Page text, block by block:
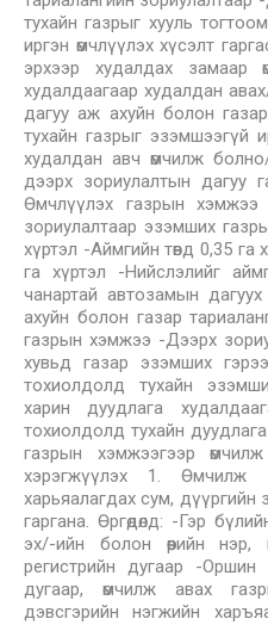
тухайн газрыг хууль
иргэн өмчлүүлэх хүсэлт
эрхээр худалдах замаар
худалдаагаар худалдан
дагуу аж ахуйн болон
тухайн газрыг эзэмшээгүй
худалдан авч өмчилж
дээрх зориулалтын дагуу
Өмчлүүлэх газрын хэмжээ
зориулалтаар эзэмших
хүртэл -Аймгийн төвд 0,35 га
га хүртэл -Нийслэлийг
чанартай автозамын
ахуйн болон газар
газрын хэмжээ -Дээрх
хувьд газар эзэмших
тохиолдолд тухайн
харин дуудлага
тохиолдолд тухайн
газрын хэмжээгээр
хэрэгжүүлэх 1. Өмчилж
харьяалагдах сум, дүүргийн
гаргана. Өргөдөлд: -Гэр
эх/-ийн болон өөрийн нэр,
регистрийн дугаар -Оршин
дугаар, өмчилж авах
дэвсгэрийн нэгжийн